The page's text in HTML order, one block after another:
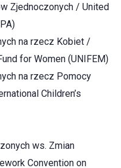
Zjednoczonych / United
na rzecz Kobiet /
for Women (UNIFEM)
na rzecz Pomocy
Children’s
ws. Zmian
Convention on